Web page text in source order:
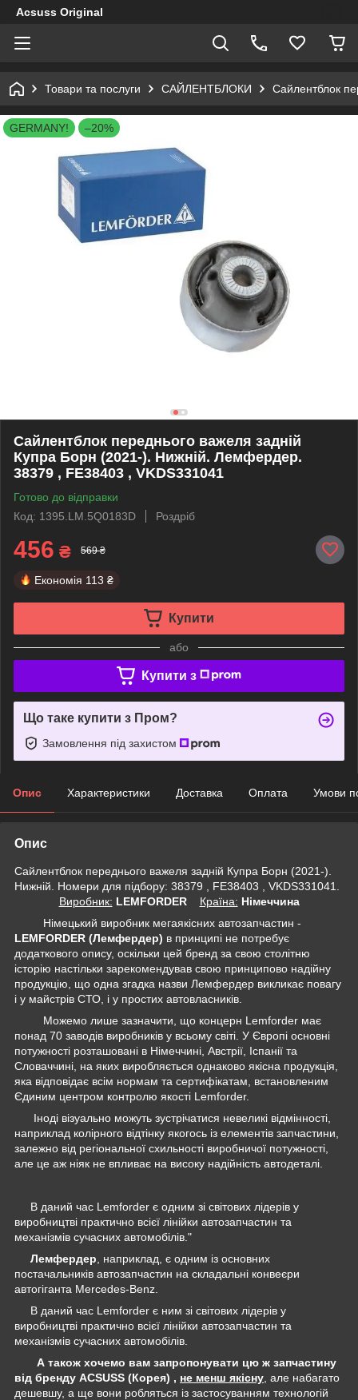
Acsuss Original
Товари та послуги САЙЛЕНТБЛОКИ Сайлентблок
GERMANY! –20%
Сайлентблок переднього важеля задній
Купра Борн (2021-). Нижній. Лемфердер.
38379 , FE38403 , VKDS331041
Готово до відправки
Код: 1395.LM.5Q0183D
Роздріб
456 ₴ 569 ₴
Економія 113 ₴
Купити
або
Купити з
Що таке купити з Пром?
Замовлення під захистом
Опис Характеристики Доставка Оплата Умови
Опис
Сайлентблок переднього важеля задній Купра Борн (2021-).
Нижній. Номери для підбору: 38379 , FE38403 , VKDS331041.
Виробник: LEMFORDER Крaїна: Німеччина
Німецький виробник мегаякісних автозапчастин -
LEMFORDER (Лемфердер) в принципі не потребує
додаткового опису, оскільки цей бренд за свою столітню
історію настільки зарекомендував свою принципово надійну
продукцію, що одна згадка назви Лемфердер викликає повагу
і у майстрів СТО, і у простих автовласників.
Можемо лише зазначити, що концерн Lemforder має
понад 70 заводів виробників у всьому світі. У Європі основні
потужності розташовані в Німеччині, Австрії, Іспанії та
Словаччині, на яких виробляється однаково якісна продукція,
яка відповідає всім нормам та сертифікатам, встановленим
Єдиним центром контролю якості Lemforder.
Іноді візуально можуть зустрічатися невеликі відмінності,
наприклад колірного відтінку якогось із елементів запчастини,
залежно від регіональної схильності виробничої потужності,
але це аж ніяк не впливає на високу надійність автодеталі.
В даний час Lemforder є одним зі світових лідерів у
виробництві практично всієї лінійки автозапчастин та
механізмів сучасних автомобілів."
Лемфердер , наприклад, є одним із основних
постачальників автозапчастин на складальні конвеєри
автогіганта Mercedes-Benz.
В даний час Lemforder є ним зі світових лідерів у
виробництві практично всієї лінійки автозапчастин та
механізмів сучасних автомобілів.
А також хочемо вам запропонувати цю ж запчастину
від бренду ACSUSS (Корея) , не менш якісну , але набагато
дешевшу, а ще вони робляться із застосуванням технологій